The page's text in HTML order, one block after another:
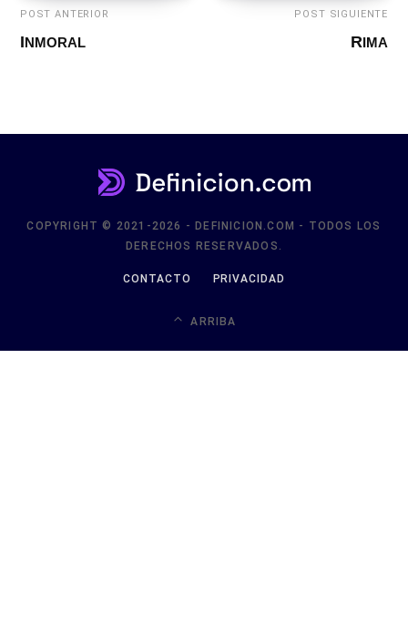
POST ANTERIOR
INMORAL
POST SIGUIENTE
RIMA
COPYRIGHT © 2021-2026 - DEFINICION.COM - TODOS LOS
DERECHOS RESERVADOS.
CONTACTO PRIVACIDAD
ARRIBA